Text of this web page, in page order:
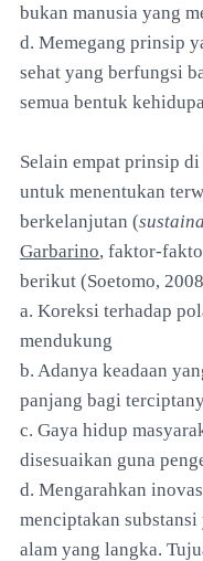
bukan manusia yang
d. Memegang prinsip
sehat yang berfungsi
semua bentuk
Selain empat prinsip
untuk menentukan
berkelanjutan (
Garbarino, faktor-
berikut (Soetomo,
a. Koreksi terhadap
mendukung
b. Adanya keadaan
panjang bagi
c. Gaya hidup
disesuaikan guna
d. Mengarahkan
menciptakan
alam yang langka.